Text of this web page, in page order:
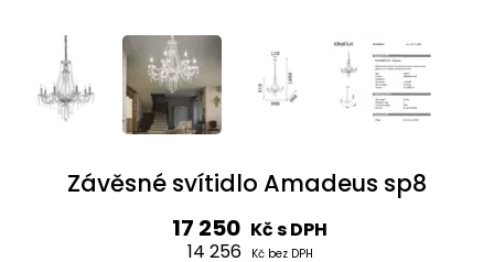
Závěsné svítidlo Amadeus sp8
17 250 Kč s DPH
14 256
Kč bez DPH